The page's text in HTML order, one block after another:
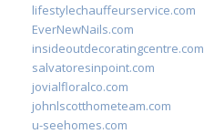
lifestylechauffeurservice.com
EverNewNails.com
insideoutdecoratingcentre.com
salvatoresinpoint.com
jovialfloralco.com
johnlscotthometeam.com
u-seehomes.com